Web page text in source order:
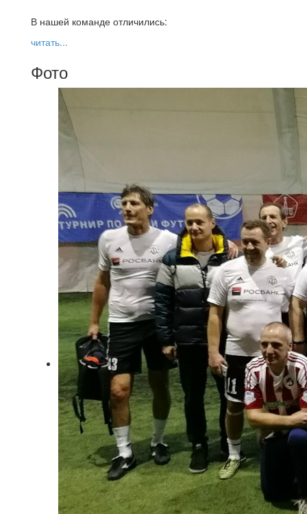
В нашей команде отличились:
читать...
Фото